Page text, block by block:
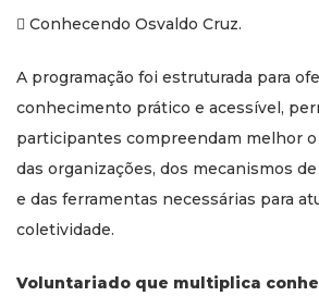
 Conhecendo Osvaldo Cruz.
A programação foi estruturada para
conhecimento prático e acessível,
participantes compreendam melhor
das organizações, dos mecanismos
e das ferramentas necessárias para
coletividade.
Voluntariado que multiplica